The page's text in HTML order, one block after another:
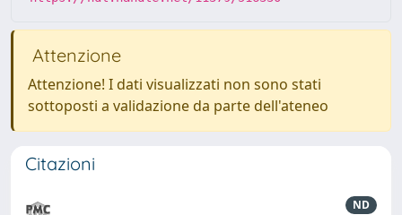
Attenzione
Attenzione! I dati visualizzati non sono stati
sottoposti a validazione da parte dell'ateneo
Citazioni
ND